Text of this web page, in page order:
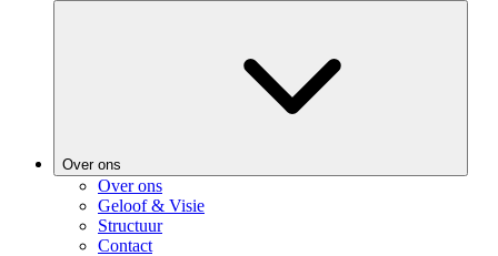
Over ons
Over ons
Geloof & Visie
Structuur
Contact